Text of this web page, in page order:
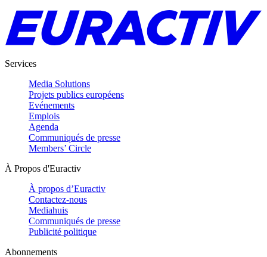
Services
Media Solutions
Projets publics européens
Evénements
Emplois
Agenda
Communiqués de presse
Members’ Circle
À Propos d'Euractiv
À propos d’Euractiv
Contactez-nous
Mediahuis
Communiqués de presse
Publicité politique
Abonnements